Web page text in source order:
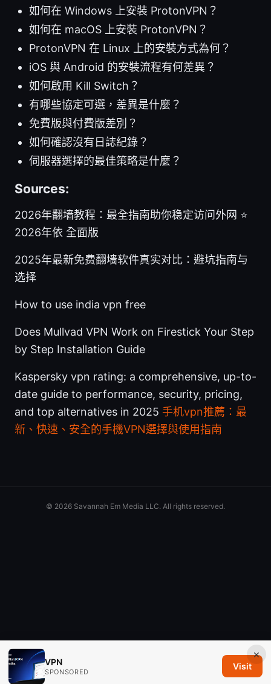
如何在 Windows 上安裝 ProtonVPN？
如何在 macOS 上安裝 ProtonVPN？
ProtonVPN 在 Linux 上的安裝方式為何？
iOS 與 Android 的安裝流程有何差異？
如何啟用 Kill Switch？
有哪些協定可選，差異是什麼？
免費版與付費版差別？
如何確認沒有日誌紀錄？
伺服器選擇的最佳策略是什麼？
Sources:
2026年翻墙教程：最全指南助你稳定访问外网 ⭐
2026年依 全面版
2025年最新免费翻墙软件真实对比：避坑指南与
选择
How to use india vpn free
Does Mullvad VPN Work on Firestick Your Step
by Step Installation Guide
Kaspersky vpn rating: a comprehensive, up-to-
date guide to performance, security, pricing,
and top alternatives in 2025 手机vpn推薦：最
新、快速、安全的手機VPN選擇與使用指南
×
VPN
SPONSORED
Visit
© 2026 Savannah Em Media LLC. All rights reserved.